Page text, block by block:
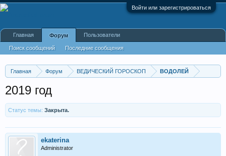
Войти или зарегистрироваться
Главная Форум ВЕДИЧЕСКИЙ ГОРОСКОП ВОДОЛЕЙ
2019 год
Статус темы: Закрыта.
ekaterina
Administrator
Главная Форум
Поиск сообщений Последние сообщения
Пользователи